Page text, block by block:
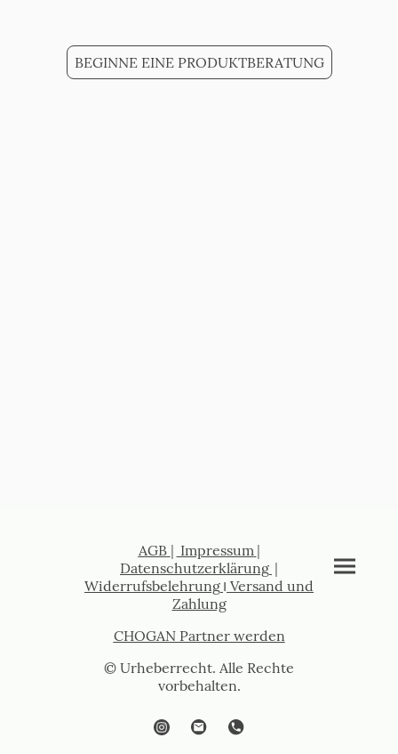
BEGINNE EINE PRODUKTBERATUNG
AGB | Impressum |
Datenschutzerklärung |
Widerrufsbelehrung I Versand und
Zahlung
CHOGAN Partner werden
© Urheberrecht. Alle Rechte
vorbehalten.